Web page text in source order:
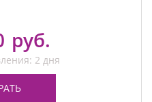
руб.
2 дня